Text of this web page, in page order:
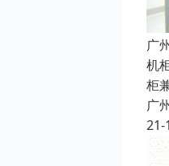
广
机
柜
广
21-